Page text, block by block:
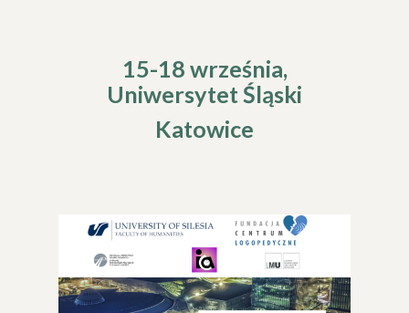
15-18 września,
Uniwersytet Śląski
Katowice